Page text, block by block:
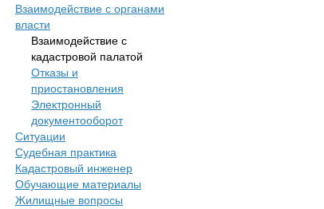
Взаимодействие с органами
власти
Взаимодействие с
кадастровой палатой
Отказы и
приостановления
Электронный
документооборот
Ситуации
Судебная практика
Кадастровый инженер
Обучающие материалы
Жилищные вопросы